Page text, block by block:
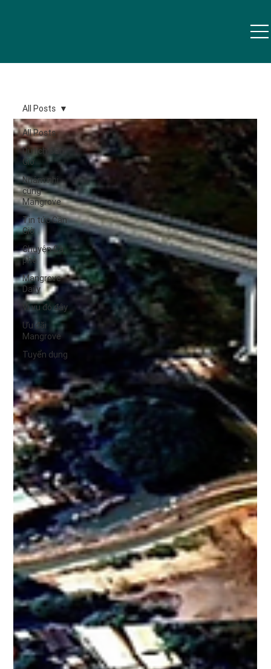
All Posts
Du lịch Cần
Giờ
Nhâm nhi
cùng
Mangrove
Tin tức Cần
Giờ
Chuyện Cà
phê
Mangrove
Daily
Vi vu đó đây
Ưu đãi
Mangrove
Tuyển dụng
All Posts